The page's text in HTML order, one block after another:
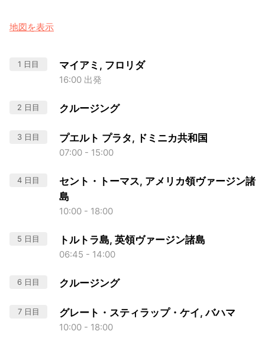
地図を表示
1 日目 マイアミ, フロリダ
16:00 出発
2 日目 クルージング
3 日目 プエルト プラタ, ドミニカ共和国
07:00 - 15:00
4 日目
セント・トーマス, アメリカ領ヴァージン諸
島
10:00 - 18:00
5 日目 トルトラ島, 英領ヴァージン諸島
06:45 - 14:00
6 日目 クルージング
7 日目 グレート・スティラップ・ケイ, バハマ
10:00 - 18:00